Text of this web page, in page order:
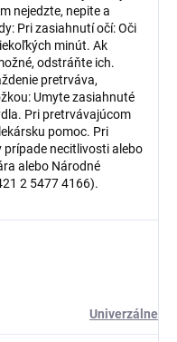
nejedzte, nepite a
Pri zasiahnutí očí: Oči
minút. Ak
odstráňte ich.
pretrváva,
Umyte zasiahnuté
Pri pretrvávajúcom
pomoc. Pri
necitlivosti alebo
alebo Národné
2 5477 4166).
Univerzálne